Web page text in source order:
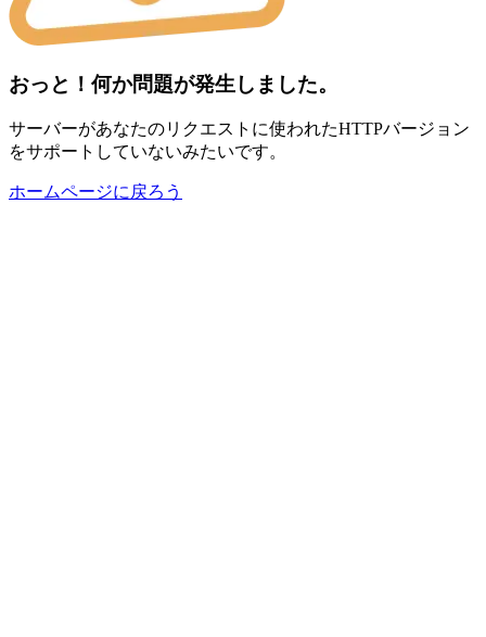
おっと！何か問題が発生しました。
サーバーがあなたのリクエストに使われたHTTPバージョン
をサポートしていないみたいです。
ホームページに戻ろう